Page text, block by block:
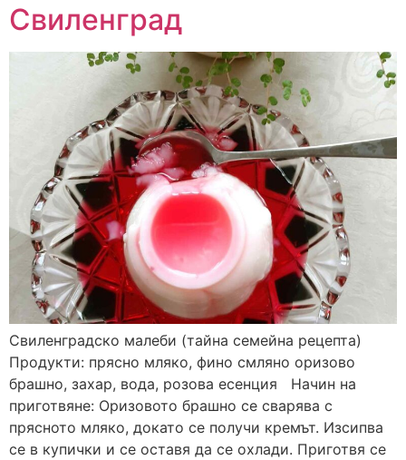
Свиленград
Свиленградско малеби (тайна семейна рецепта)
Продукти: прясно мляко, фино смляно оризово
брашно, захар, вода, розова есенция Начин на
приготвяне: Оризовото брашно се сварява с
прясното мляко, докато се получи кремът. Изсипва
се в купички и се оставя да се охлади. Приготвя се